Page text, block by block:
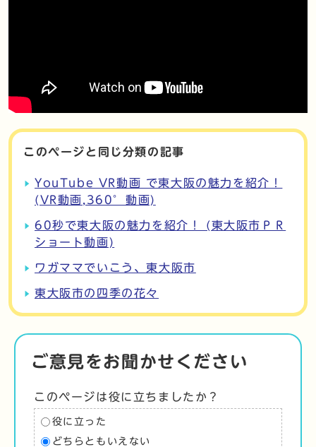
このページと同じ分類の記事
YouTube VR動画 で東大阪の魅力を紹介！
(VR動画,360°動画)
60秒で東大阪の魅力を紹介！ (東大阪市ＰＲ
ショート動画)
ワガママでいこう、東大阪市
東大阪市の四季の花々
ご意見をお聞かせください
このページは役に立ちましたか？
役に立った
どちらともいえない